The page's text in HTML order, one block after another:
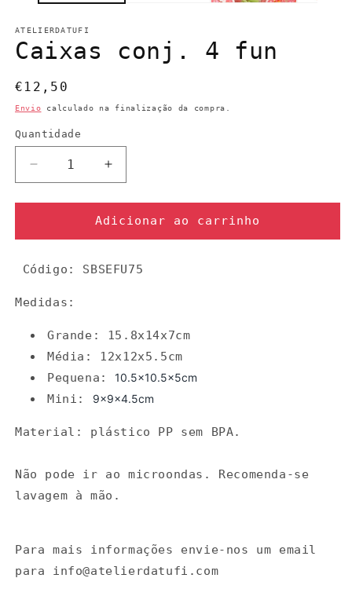
ATELIERDATUFI
Caixas conj. 4 fun
Preço
normal
€12,50
Envio calculado na finalização da compra.
Quantidade
Quantidade
Diminuir
a
quantidade
Caixas
4
Aumentar
a
quantidade
de
Caixas
4
Adicionar ao carrinho
Código: SBSEFU75
Medidas:
Grande: 15.8x14x7cm
Média: 12x12x5.5cm
Pequena:10.5x10.5x5cm
Mini: 9x9x4.5cm
Material: plástico PP sem BPA.
Não pode ir ao microondas. Recomenda-se
lavagem à mão.
Para mais informações envie-nos um email
para info@atelierdatufi.com